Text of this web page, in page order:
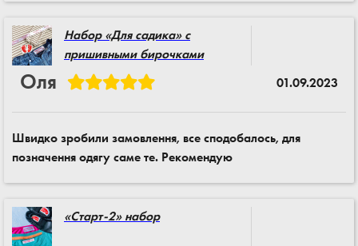
Набор «Для садика» с
пришивными бирочками
Оля 01.09.2023
Швидко зробили замовлення, все сподобалось, для
позначення одягу саме те. Рекомендую
«Старт-2» набор